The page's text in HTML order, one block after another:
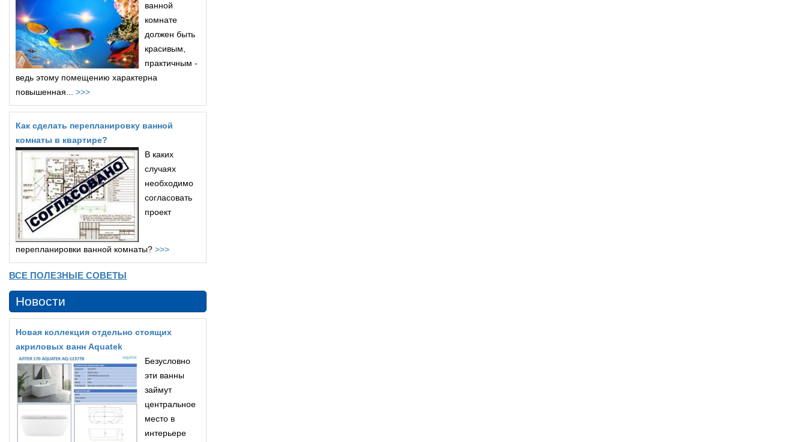
ванной
комнате
должен быть
красивым,
практичным -
ведь этому помещению характерна
повышенная... >>>
Как сделать перепланировку ванной
комнаты в квартире?
В каких
случаях
необходимо
согласовать
проект
перепланировки ванной комнаты? >>>
ВСЕ ПОЛЕЗНЫЕ СОВЕТЫ
Новости
Новая коллекция отдельно стоящих
акриловых ванн Aquatek
Безусловно
эти ванны
займут
центральное
место в
интерьере